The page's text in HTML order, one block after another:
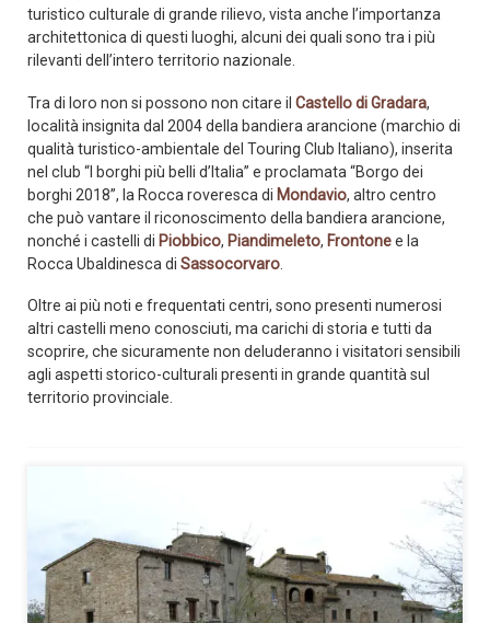
turistico culturale di grande rilievo, vista anche l’importanza
architettonica di questi luoghi, alcuni dei quali sono tra i più
rilevanti dell’intero territorio nazionale.
Tra di loro non si possono non citare il Castello di Gradara,
località insignita dal 2004 della bandiera arancione (marchio di
qualità turistico-ambientale del Touring Club Italiano), inserita
nel club “I borghi più belli d’Italia” e proclamata “Borgo dei
borghi 2018”, la Rocca roveresca di Mondavio, altro centro
che può vantare il riconoscimento della bandiera arancione,
nonché i castelli di Piobbico, Piandimeleto, Frontonee la
Rocca Ubaldinesca di Sassocorvaro
Oltre ai più noti e frequentati centri, sono presenti numerosi
altri castelli meno conosciuti, ma carichi di storia e tutti da
scoprire, che sicuramente non deluderanno i visitatori sensibili
agli aspetti storico-culturali presenti in grande quantità sul
territorio provinciale.
Belforte all’Isauro è un caratteristico borgo situato al confine
con la Toscana (la provincia di Arezzo è a soli 300 mt) posto
su un’altura rocciosa tra i torrenti Isauro e Fossato, prima che
questi confluiscano nel fiume Foglia. Molto suggestivo è il